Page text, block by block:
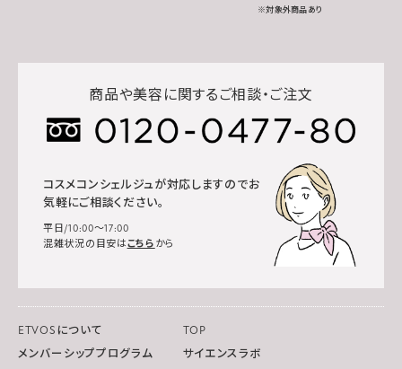
※対象外商品あり
商品や美容に関するご相談・ご注文
コスメコンシェルジュが対応しますのでお
気軽にご相談ください。
平日/10:00～17:00
混雑状況の目安はこちら から
ETVOSについて
TOP
メンバーシッププログラム
サイエンスラボ